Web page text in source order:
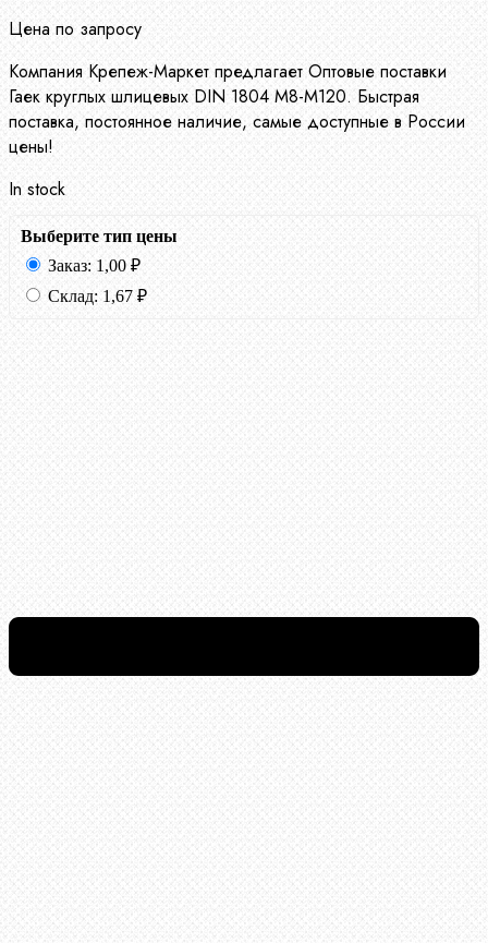
Цена по запросу
Компания Крепеж-Маркет предлагает Оптовые поставки
Гаек круглых шлицевых DIN 1804 М8-М120. Быстрая
поставка, постоянное наличие, самые доступные в России
цены!
In stock
Выберите тип цены
Заказ: 1,00 ₽
Склад: 1,67 ₽